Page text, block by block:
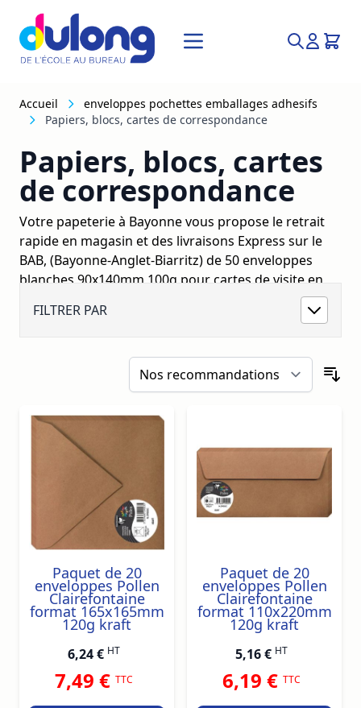
Allez au contenu
Rechercher
Accueil
enveloppes pochettes emballages adhesifs
Papiers, blocs, cartes de correspondance
Papiers, blocs, cartes
de correspondance
Votre papeterie à Bayonne vous propose le retrait
rapide en magasin et des livraisons Express sur le
BAB, (Bayonne-Anglet-Biarritz) de 50 enveloppes
blanches 90x140mm 100g pour cartes de visite en
FILTRER PAR
Paquet de 20
enveloppes Pollen
Clairefontaine
format 165x165mm
120g kraft
6,24 € HT
7,49 € TTC
Paquet de 20
enveloppes Pollen
Clairefontaine
format 110x220mm
120g kraft
5,16 € HT
6,19 € TTC